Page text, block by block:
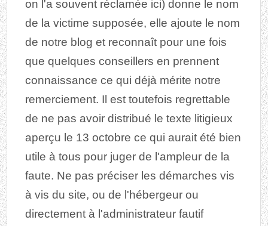
on l'a souvent réclamée ici) donne le nom
de la victime supposée, elle ajoute le nom
de notre blog et reconnaît pour une fois
que quelques conseillers en prennent
connaissance ce qui déjà mérite notre
remerciement. Il est toutefois regrettable
de ne pas avoir distribué le texte litigieux
aperçu le 13 octobre ce qui aurait été bien
utile à tous pour juger de l'ampleur de la
faute. Ne pas préciser les démarches vis
à vis du site, ou de l'hébergeur ou
directement à l'administrateur fautif